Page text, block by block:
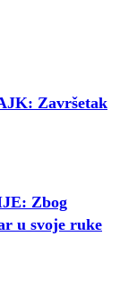
Završetak
Zbog
u svoje ruke